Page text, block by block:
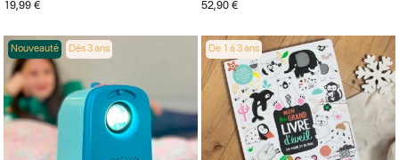
19,99 € 52,90 €
Dès 3 ans
Nouveauté De 1 à 3 ans